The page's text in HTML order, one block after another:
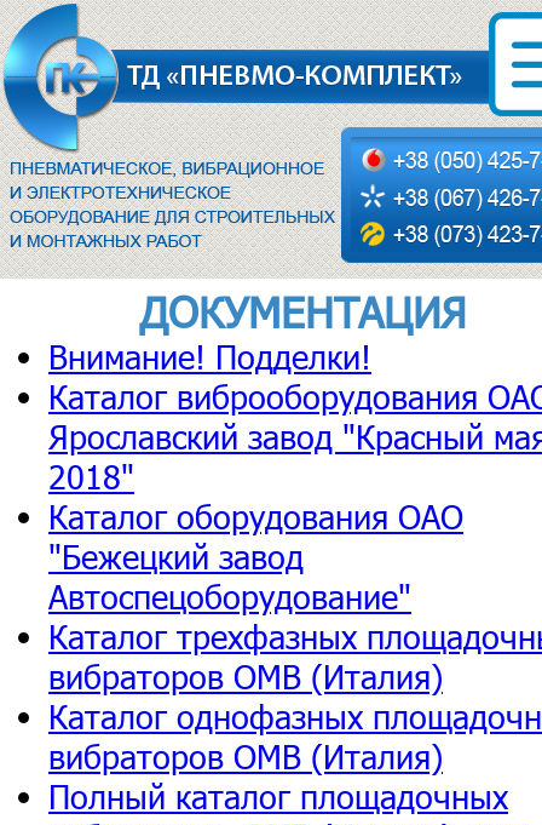
ДОКУМЕНТАЦИЯ
Внимание! Подделки!
Каталог виброоборудования
Ярославский завод "Красный
2018"
Каталог оборудования ОАО
"Бежецкий завод
Автоспецоборудование"
Каталог трехфазных
вибраторов ОМВ (Италия)
Каталог однофазных
вибраторов ОМВ (Италия)
Полный каталог площадочных